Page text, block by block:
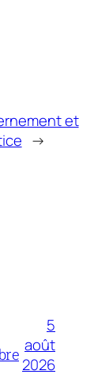
et
→
5
août
2026